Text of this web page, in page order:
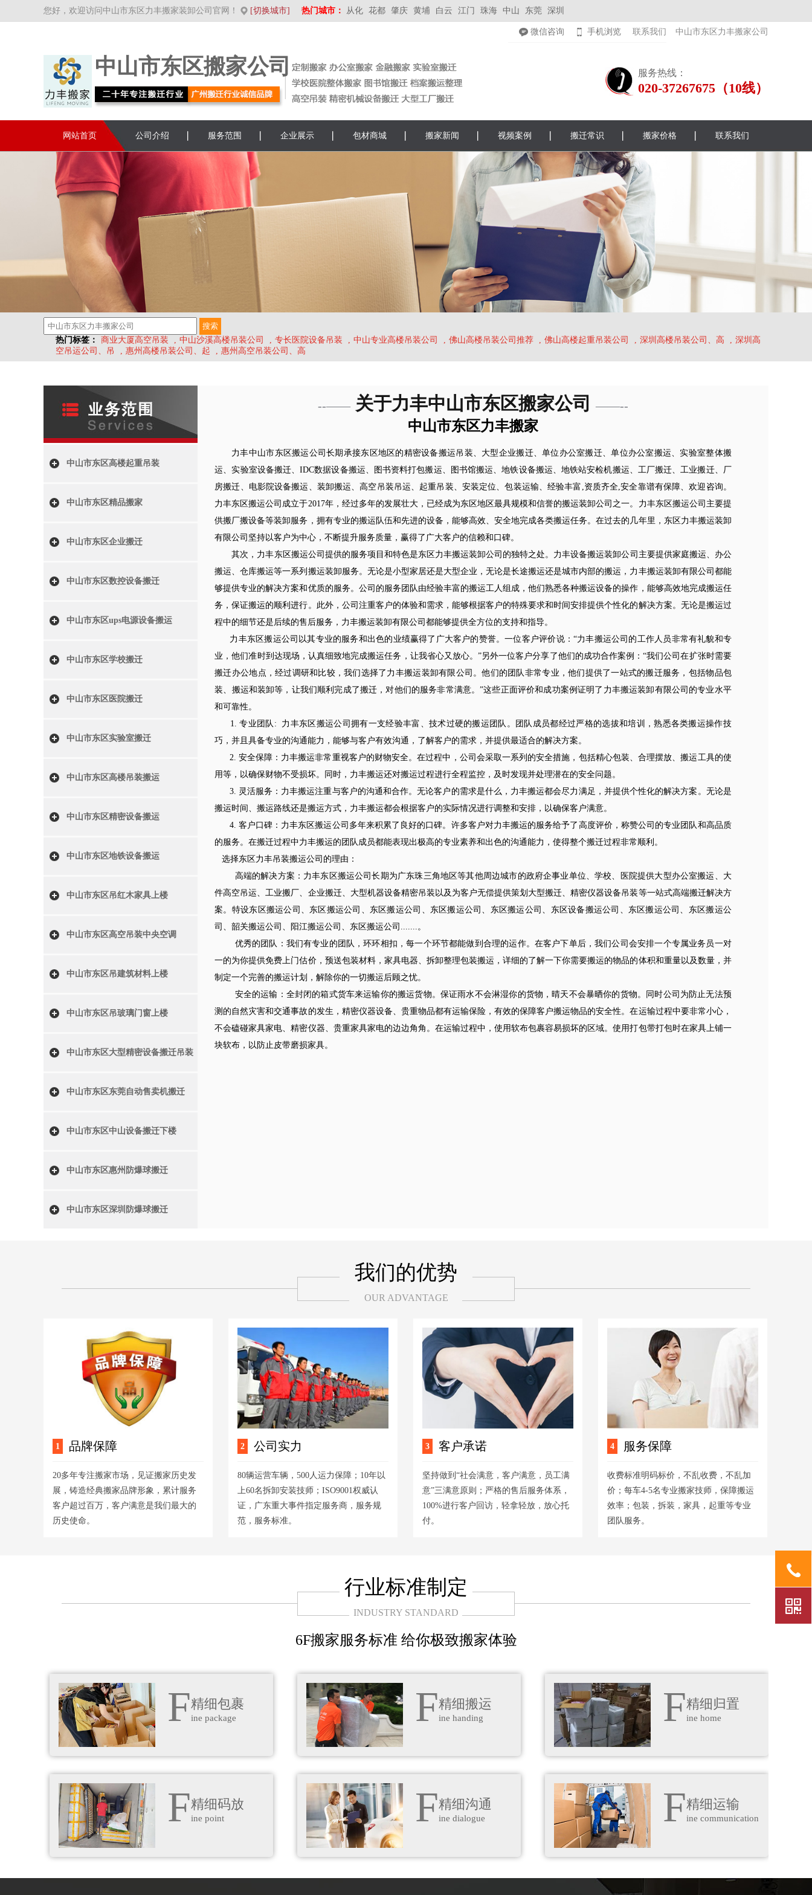
您好，欢迎访问中山市东区力丰搬家装卸公司官网！ [切换城市] 热门城市： 从化 花都 肇庆 黄埔 白云 江门 珠海 中山 东莞 深圳
微信咨询 手机浏览 联系我们 中山市东区力丰搬家公司
中山市东区搬家公司 服务热线：
020-37267675（10线）
网站首页 公司介绍 服务范围 企业展示 包材商城 搬家新闻 视频案例 搬迁常识 搬家价格 联系我们
热门标签： 商业大厦高空吊装 , 中山沙溪高楼吊装公司 , 专长医院设备吊装 , 中山专业高楼吊装公司 , 佛山高楼吊装公司推荐 , 佛山高楼起重吊装公司 , 深圳高楼吊装公司、高 , 深圳高
空吊运公司、吊
, 惠州高楼吊装公司、起 , 惠州高空吊装公司、高
中山市东区高楼起重吊装
中山市东区精品搬家
中山市东区企业搬迁
中山市东区数控设备搬迁
中山市东区ups电源设备搬运
中山市东区学校搬迁
中山市东区医院搬迁
中山市东区实验室搬迁
中山市东区高楼吊装搬运
中山市东区精密设备搬运
中山市东区地铁设备搬运
中山市东区吊红木家具上楼
中山市东区高空吊装中央空调
中山市东区吊建筑材料上楼
中山市东区吊玻璃门窗上楼
中山市东区大型精密设备搬迁吊装
中山市东区东莞自动售卖机搬迁
中山市东区中山设备搬迁下楼
中山市东区惠州防爆球搬迁
中山市东区深圳防爆球搬迁
--—— 关于力丰中山市东区搬家公司 ——--
中山市东区力丰搬家
力丰中山市东区搬运公司长期承接东区地区的精密设备搬运吊装、大型企业搬迁、单位办公室搬迁、单位办公室搬运、实验室整体搬
运、实验室设备搬迁、IDC数据设备搬运、图书资料打包搬运、图书馆搬运、地铁设备搬运、地铁站安检机搬运、工厂搬迁、工业搬迁、厂
房搬迁、电影院设备搬运、装卸搬运、高空吊装吊运、起重吊装、安装定位、包装运输、经验丰富,资质齐全,安全靠谱有保障、欢迎咨询。
力丰东区搬运公司成立于2017年，经过多年的发展壮大，已经成为东区地区最具规模和信誉的搬运装卸公司之一。力丰东区搬运公司主要提
供搬厂搬设备等装卸服务，拥有专业的搬运队伍和先进的设备，能够高效、安全地完成各类搬运任务。在过去的几年里，东区力丰搬运装卸
有限公司坚持以客户为中心，不断提升服务质量，赢得了广大客户的信赖和口碑。
其次，力丰东区搬运公司提供的服务项目和特色是东区力丰搬运装卸公司的独特之处。力丰设备搬运装卸公司主要提供家庭搬运、办公
搬运、仓库搬运等一系列搬运装卸服务。无论是小型家居还是大型企业，无论是长途搬运还是城市内部的搬运，力丰搬运装卸有限公司都能
够提供专业的解决方案和优质的服务。公司的服务团队由经验丰富的搬运工人组成，他们熟悉各种搬运设备的操作，能够高效地完成搬运任
务，保证搬运的顺利进行。此外，公司注重客户的体验和需求，能够根据客户的特殊要求和时间安排提供个性化的解决方案。无论是搬运过
程中的细节还是后续的售后服务，力丰搬运装卸有限公司都能够提供全方位的支持和指导。
力丰东区搬运公司以其专业的服务和出色的业绩赢得了广大客户的赞誉。一位客户评价说：“力丰搬运公司的工作人员非常有礼貌和专
业，他们准时到达现场，认真细致地完成搬运任务，让我省心又放心。”另外一位客户分享了他们的成功合作案例：“我们公司在扩张时需要
搬迁办公地点，经过调研和比较，我们选择了力丰搬运装卸有限公司。他们的团队非常专业，他们提供了一站式的搬迁服务，包括物品包
装、搬运和装卸等，让我们顺利完成了搬迁，对他们的服务非常满意。”这些正面评价和成功案例证明了力丰搬运装卸有限公司的专业水平
和可靠性。
1. 专业团队: 力丰东区搬运公司拥有一支经验丰富、技术过硬的搬运团队。团队成员都经过严格的选拔和培训，熟悉各类搬运操作技
巧，并且具备专业的沟通能力，能够与客户有效沟通，了解客户的需求，并提供最适合的解决方案。
2. 安全保障：力丰搬运非常重视客户的财物安全。在过程中，公司会采取一系列的安全措施，包括精心包装、合理摆放、搬运工具的使
用等，以确保财物不受损坏。同时，力丰搬运还对搬运过程进行全程监控，及时发现并处理潜在的安全问题。
3. 灵活服务：力丰搬运注重与客户的沟通和合作。无论客户的需求是什么，力丰搬运都会尽力满足，并提供个性化的解决方案。无论是
搬运时间、搬运路线还是搬运方式，力丰搬运都会根据客户的实际情况进行调整和安排，以确保客户满意。
4. 客户口碑：力丰东区搬运公司多年来积累了良好的口碑。许多客户对力丰搬运的服务给予了高度评价，称赞公司的专业团队和高品质
的服务。在搬迁过程中力丰搬运的团队成员都能表现出极高的专业素养和出色的沟通能力，使得整个搬迁过程非常顺利。
选择东区力丰吊装搬运公司的理由：
高端的解决方案：力丰东区搬运公司长期为广东珠三角地区等其他周边城市的政府企事业单位、学校、医院提供大型办公室搬运、大
件高空吊运、工业搬厂、企业搬迁、大型机器设备精密吊装以及为客户无偿提供策划大型搬迁、精密仪器设备吊装等一站式高端搬迁解决方
案。特设东区搬运公司、东区搬运公司、东区搬运公司、东区搬运公司、东区搬运公司、东区设备搬运公司、东区搬运公司、东区搬运公
司、韶关搬运公司、阳江搬运公司、东区搬运公司.......。
优秀的团队：我们有专业的团队，环环相扣，每一个环节都能做到合理的运作。在客户下单后，我们公司会安排一个专属业务员一对
一的为你提供免费上门估价，预送包装材料，家具电器、拆卸整理包装搬运，详细的了解一下你需要搬运的物品的体积和重量以及数量，并
制定一个完善的搬运计划，解除你的一切搬运后顾之忧。
安全的运输：全封闭的箱式货车来运输你的搬运货物。保证雨水不会淋湿你的货物，晴天不会暴晒你的货物。同时公司为防止无法预
测的自然灾害和交通事故的发生，精密仪器设备、贵重物品都有运输保险，有效的保障客户搬运物品的安全性。在运输过程中要非常小心，
不会磕碰家具家电、精密仪器、贵重家具家电的边边角角。在运输过程中，使用软布包裹容易损坏的区域。使用打包带打包时在家具上铺一
块软布，以防止皮带磨损家具。
我们的优势
OUR ADVANTAGE
1 品牌保障
20多年专注搬家市场，见证搬家历史发
展，铸造经典搬家品牌形象，累计服务
客户超过百万，客户满意是我们最大的
历史使命。
2 公司实力
80辆运营车辆，500人运力保障；10年以
上60名拆卸安装技师；ISO9001权威认
证，广东重大事件指定服务商，服务规
范，服务标准。
3 客户承诺
坚持做到“社会满意，客户满意，员工满
意”三满意原则；严格的售后服务体系，
100%进行客户回访，轻拿轻放，放心托
付。
4 服务保障
收费标准明码标价，不乱收费，不乱加
价；每车4-5名专业搬家技师，保障搬运
效率；包装，拆装，家具，起重等专业
团队服务。
行业标准制定
INDUSTRY STANDARD
6F搬家服务标准 给你极致搬家体验
F精细包裹
ine package F精细搬运
ine handing F精细归置
ine home
F精细码放
ine point F精细沟通
ine dialogue F精细运输
ine communication